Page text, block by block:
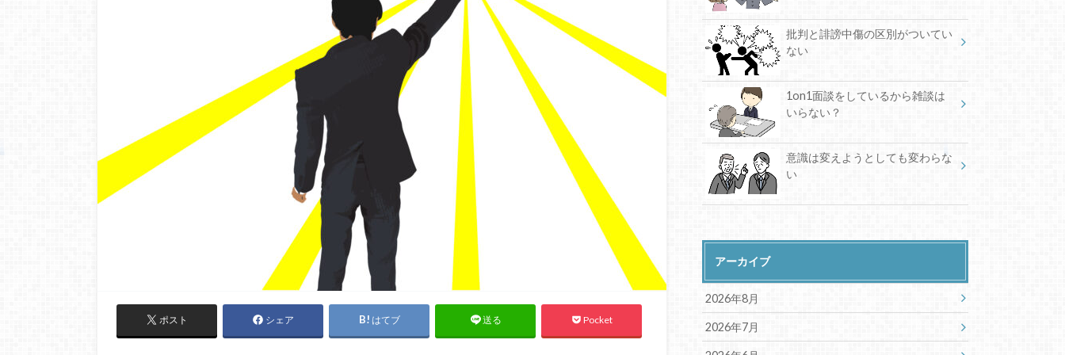
ポスト シェア はてブ 送る Pocket
批判と誹謗中傷の区別がついてい
ない
1on1面談をしているから雑談は
いらない？
意識は変えようとしても変わらな
い
アーカイブ
2026年8月
2026年7月